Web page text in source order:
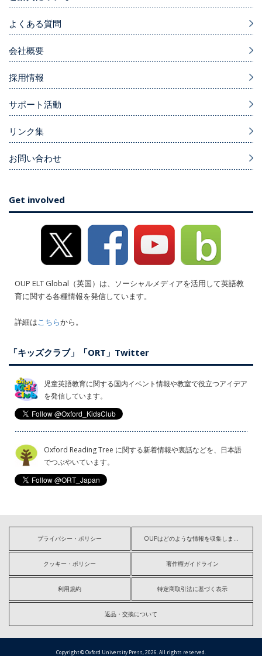
よくある質問
会社概要
採用情報
サポート活動
リンク集
お問い合わせ
Get involved
OUP ELT Global（英国）は、ソーシャルメディアを活用して英語教
育に関する各種情報を発信しています。
詳細はこちらから。
「キッズクラブ」「ORT」Twitter
児童英語教育に関する国内イベント情報や教室で役立つアイデア
を発信しています。
Oxford Reading Tree に関する新着情報や裏話などを、日本語
でつぶやいています。
プライバシー・ポリシー
クッキー・ポリシー 著作権ガイドライン
利用規約 特定商取引法に基づく表示
返品・交換について
Copyright © Oxford University Press, 2026. All rights reserved.